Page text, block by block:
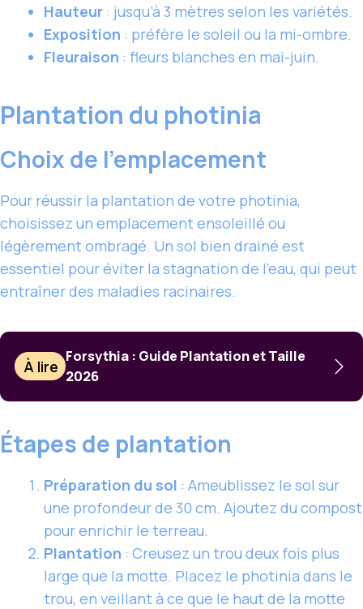
Hauteur : jusqu’à 3 mètres selon les variétés.
Exposition : préfère le soleil ou la mi-ombre.
Fleuraison : fleurs blanches en mai-juin.
Plantation du photinia
Choix de l’emplacement
Pour réussir la plantation de votre photinia,
choisissez un emplacement ensoleillé ou
légèrement ombragé. Un sol bien drainé est
essentiel pour éviter la stagnation de l’eau, qui peut
entraîner des maladies racinaires.
À lire
Forsythia : Guide Plantation et Taille
2026
Étapes de plantation
Préparation du sol : Ameublissez le sol sur
une profondeur de 30 cm. Ajoutez du compost
pour enrichir le terreau.
Plantation : Creusez un trou deux fois plus
large que la motte. Placez le photinia dans le
trou, en veillant à ce que le haut de la motte